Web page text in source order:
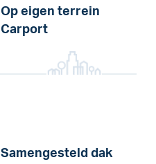
Op eigen terrein
Carport
Samengesteld dak